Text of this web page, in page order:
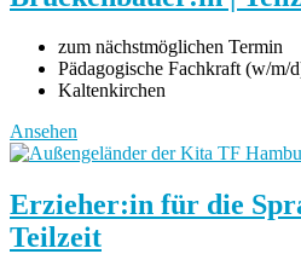
zum nächstmöglichen Termin
Pädagogische Fachkraft (w/m/
Kaltenkirchen
Ansehen
Erzieher:in für die
Teilzeit